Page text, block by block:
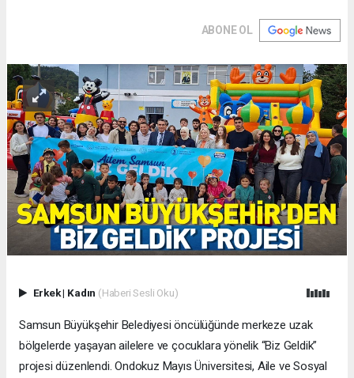
ABONE OL
Erkek| Kadın (Haberi Sesli Oku)
Samsun Büyükşehir Belediyesi öncülüğünde merkeze uzak
bölgelerde yaşayan ailelere ve çocuklara yönelik “Biz Geldik”
projesi düzenlendi. Ondokuz Mayıs Üniversitesi, Aile ve Sosyal